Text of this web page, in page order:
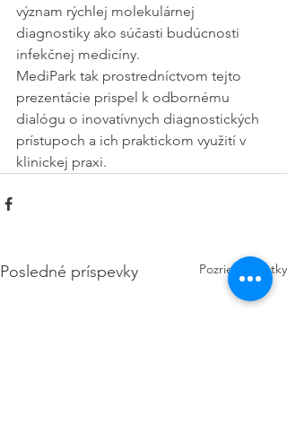
význam rýchlej molekulárnej
diagnostiky ako súčasti budúcnosti
infekčnej medicíny.
MediPark tak prostredníctvom tejto
prezentácie prispel k odbornému
dialógu o inovatívnych diagnostických
prístupoch a ich praktickom využití v
klinickej praxi.
Posledné príspevky Pozrieť si všetky